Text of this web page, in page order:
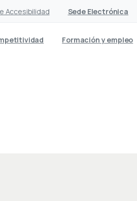
Accesibilidad Sede Electrónica
Formación y empleo